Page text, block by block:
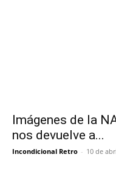
Imágenes de la
nos devuelve a...
Incondicional Retro - 10 de